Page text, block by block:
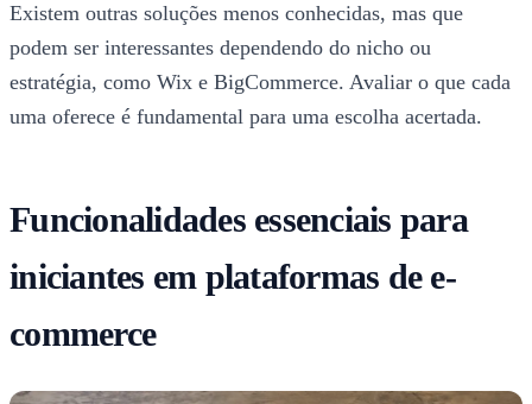
Existem outras soluções menos conhecidas, mas que
podem ser interessantes dependendo do nicho ou
estratégia, como Wix e BigCommerce. Avaliar o que cada
uma oferece é fundamental para uma escolha acertada.
Funcionalidades essenciais para
iniciantes em plataformas de e-
commerce